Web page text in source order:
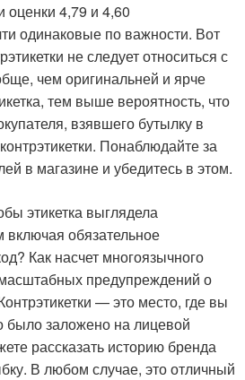
оценки 4,79 и 4,60
одинаковые по важности. Вот
не следует относиться с
чем оригинальней и ярче
тем выше вероятность, что
взявшего бутылку в
Понаблюдайте за
в магазине и убедитесь в этом.
этикетка выглядела
включая обязательное
Как насчет многоязычного
предупреждений о
— это место, где вы
было заложено на лицевой
рассказать историю бренда
В любом случае, это отличный